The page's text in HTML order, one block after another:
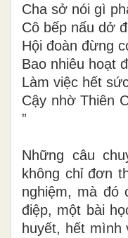
Cha sở nói gì
Cô bếp nấu dở
Hội đoàn đừng
Bao nhiêu hoạt
Làm việc hết
Cậy nhờ Thiên
”
Những câu
không chỉ đơn
nghiệm, mà đó
điệp, một bài
huyết, hết